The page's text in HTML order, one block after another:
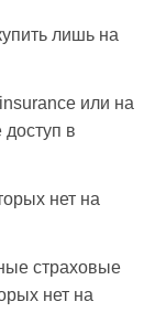
лишь на
или на
в
нет на
страховые
нет на